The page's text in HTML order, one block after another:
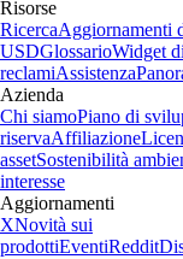
Risorse
RicercaAggiornamenti
USDGlossarioWidget
reclamiAssistenza
Azienda
Chi siamoPiano di
riservaAffiliazione
assetSostenibilità
interesse
Aggiornamenti
XNovità sui
prodottiEventiReddit